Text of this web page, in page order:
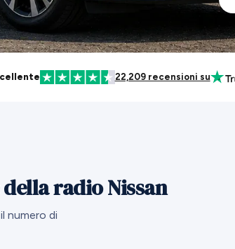
22,209 recensioni su
radio Nissan
numero di